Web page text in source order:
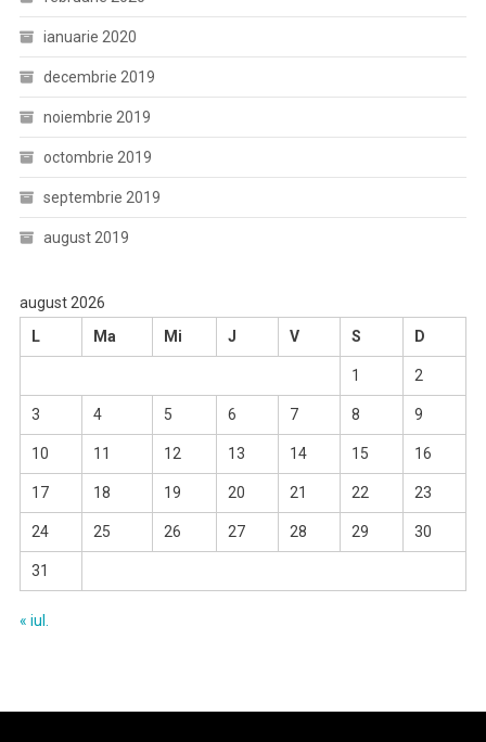
ianuarie 2020
decembrie 2019
noiembrie 2019
octombrie 2019
septembrie 2019
august 2019
august 2026
L
Ma Mi J V S D
1 2
3 4 5 6 7 8 9
10 11 12 13 14 15 16
17 18 19 20 21 22 23
24 25 26 27 28 29 30
31
« iul.